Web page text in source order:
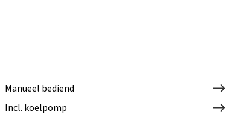
Manueel bediend
Incl. koelpomp